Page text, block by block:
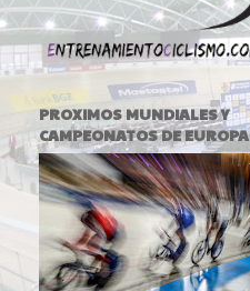
PROXIMOS MUNDIALES Y
CAMPEONATOS DE EUROPA